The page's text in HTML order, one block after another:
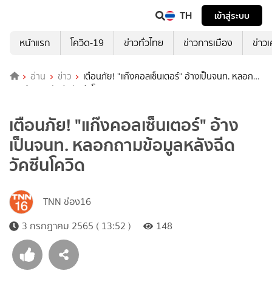
TH
เข้าสู่ระบบ
หน้าแรก
โควิด-19 ข่าวทั่วไทย ข่าวการเมือง ข่าว
อ่าน ข่าว
เตือนภัย! "แก๊งคอลเซ็นเตอร์" อ้างเป็นจนท. หลอก
ถามข้อมูลหลังฉีดวัคซีนโควิด
เตือนภัย! "แก๊งคอลเซ็นเตอร์" อ้าง
เป็นจนท. หลอกถามข้อมูลหลังฉีด
วัคซีนโควิด
TNN ช่อง16
3 กรกฎาคม 2565 ( 13:52 )
148